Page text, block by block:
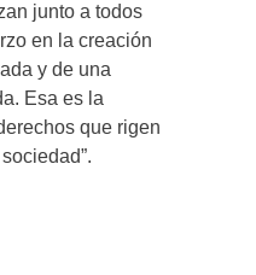
junto a todos
en la creación
y de una
Esa es la
que rigen